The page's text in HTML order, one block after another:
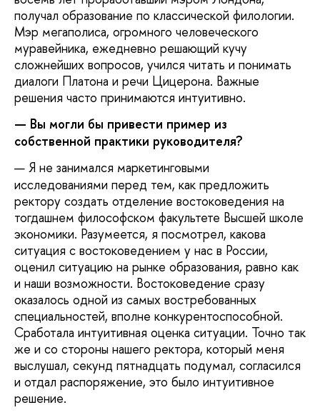
получал образование по классической филологии.
Мэр мегаполиса, огромного человеческого
муравейника, ежедневно решающий кучу
сложнейших вопросов, учился читать и понимать
диалоги Платона и речи Цицерона. Важные
решения часто принимаются интуитивно.
— Вы могли бы привести пример из
собственной практики руководителя?
— Я не занимался маркетинговыми
исследованиями перед тем, как предложить
ректору создать отделение востоковедения на
тогдашнем философском факультете Высшей школе
экономики. Разумеется, я посмотрел, какова
ситуация с востоковедением у нас в России,
оценил ситуацию на рынке образования, равно как
и наши возможности. Востоковедение сразу
оказалось одной из самых востребованных
специальностей, вполне конкурентоспособной.
Сработала интуитивная оценка ситуации. Точно так
же и со стороны нашего ректора, который меня
выслушал, секунд пятнадцать подумал, согласился
и отдал распоряжение, это было интуитивное
решение.